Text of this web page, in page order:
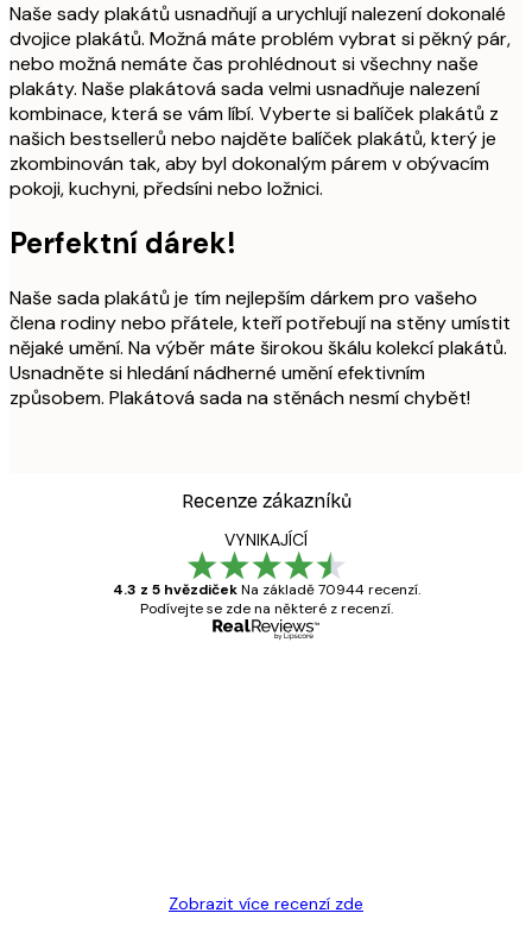
Naše sady plakátů usnadňují a urychlují nalezení dokonalé
dvojice plakátů. Možná máte problém vybrat si pěkný pár,
nebo možná nemáte čas prohlédnout si všechny naše
plakáty. Naše plakátová sada velmi usnadňuje nalezení
kombinace, která se vám líbí. Vyberte si balíček plakátů z
našich bestsellerů nebo najděte balíček plakátů, který je
zkombinován tak, aby byl dokonalým párem v obývacím
pokoji, kuchyni, předsíni nebo ložnici.
Perfektní dárek!
Naše sada plakátů je tím nejlepším dárkem pro vašeho
člena rodiny nebo přátele, kteří potřebují na stěny umístit
nějaké umění. Na výběr máte širokou škálu kolekcí plakátů.
Usnadněte si hledání nádherné umění efektivním
způsobem. Plakátová sada na stěnách nesmí chybět!
Recenze zákazníků
VYNIKAJÍCÍ
4.3 z 5 hvězdiček Na základě 70944 recenzí.
Podívejte se zde na některé z recenzí.
Zobrazit více recenzí zde